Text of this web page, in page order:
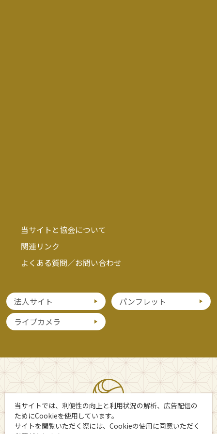
当サイトと協会について
関連リンク
よくある質問／お問い合わせ
法人サイト
パンフレット
ライブカメラ
当サイトでは、利便性の向上と利用状況の解析、広告配信の
ためにCookieを使用しています。
サイトを閲覧いただく際には、Cookieの使用に同意いただく